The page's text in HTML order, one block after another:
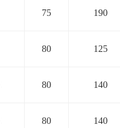
75 190
80 125
80 140
80 140